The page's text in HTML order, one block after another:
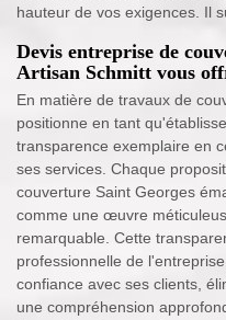
hauteur de vos exigences. Il
Devis entreprise de
Artisan Schmitt vous
En matière de travaux de
positionne en tant
transparence exemplaire en
ses services. Chaque
couverture Saint Georges
comme une œuvre
remarquable. Cette
professionnelle de
confiance avec ses clients,
une compréhension